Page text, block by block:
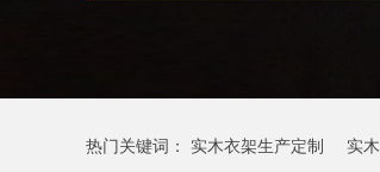
热门关键词： 实木衣架生产定制 实